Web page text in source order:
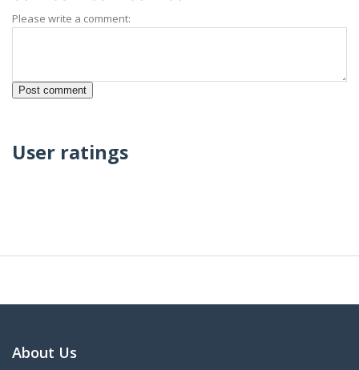
Please write a comment:
User ratings
About Us